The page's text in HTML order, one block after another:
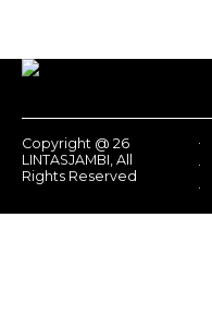
Copyright @ 26
LINTASJAMBI, All
Rights Reserved